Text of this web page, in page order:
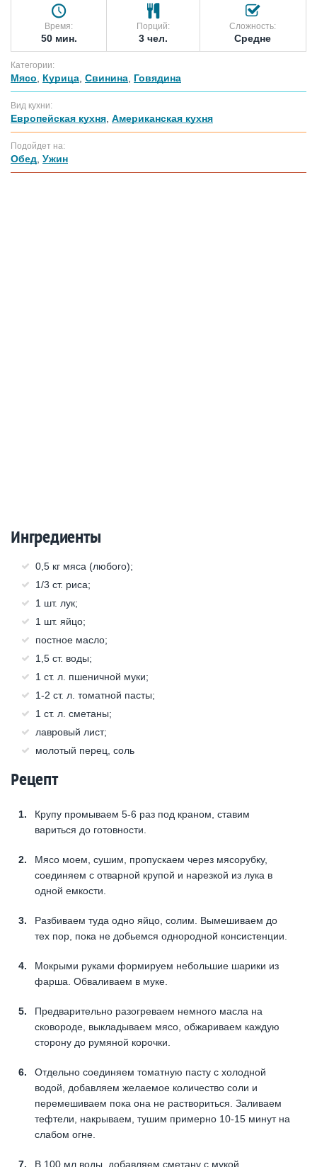
Время:
50 мин.
Порций:
3 чел.
Сложность:
Средне
Категории:
Мясо Курица Свинина Говядина
Вид кухни:
Европейская кухня Американская кухня
Подойдет на:
Обед Ужин
Ингредиенты
0,5 кг мяса (любого);
1/3 ст. риса;
1 шт. лук;
1 шт. яйцо;
постное масло;
1,5 ст. воды;
1 ст. л. пшеничной муки;
1-2 ст. л. томатной пасты;
1 ст. л. сметаны;
лавровый лист;
молотый перец, соль
Рецепт
Крупу промываем 5-6 раз под краном, ставим
вариться до готовности.
Мясо моем, сушим, пропускаем через мясорубку,
соединяем с отварной крупой и нарезкой из лука в
одной емкости.
Разбиваем туда одно яйцо, солим. Вымешиваем до
тех пор, пока не добьемся однородной консистенции.
Мокрыми руками формируем небольшие шарики из
фарша. Обваливаем в муке.
Предварительно разогреваем немного масла на
сковороде, выкладываем мясо, обжариваем каждую
сторону до румяной корочки.
Отдельно соединяем томатную пасту с холодной
водой, добавляем желаемое количество соли и
перемешиваем пока она не раствориться. Заливаем
тефтели, накрываем, тушим примерно 10-15 минут на
слабом огне.
В 100 мл воды, добавляем сметану с мукой.